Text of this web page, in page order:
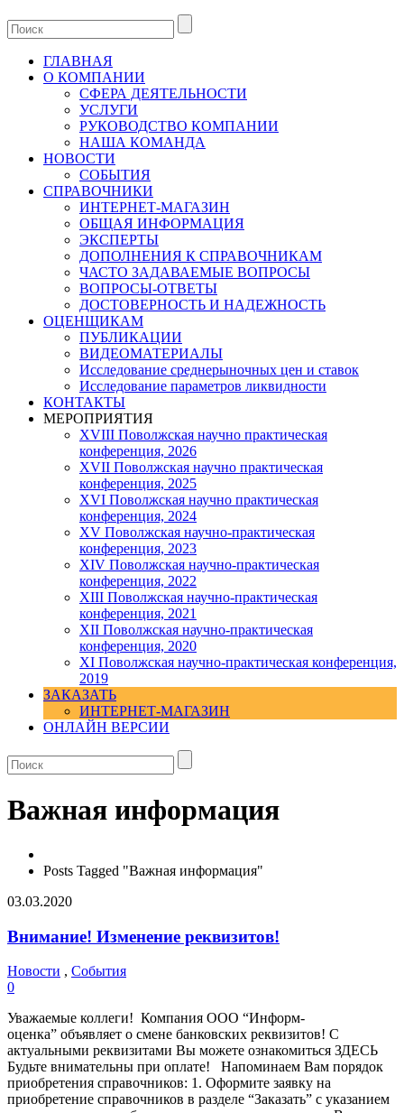
ГЛАВНАЯ
О КОМПАНИИ
СФЕРА ДЕЯТЕЛЬНОСТИ
УСЛУГИ
РУКОВОДСТВО КОМПАНИИ
НАША КОМАНДА
НОВОСТИ
СОБЫТИЯ
СПРАВОЧНИКИ
ИНТЕРНЕТ-МАГАЗИН
ОБЩАЯ ИНФОРМАЦИЯ
ЭКСПЕРТЫ
ДОПОЛНЕНИЯ К СПРАВОЧНИКАМ
ЧАСТО ЗАДАВАЕМЫЕ ВОПРОСЫ
ВОПРОСЫ-ОТВЕТЫ
ДОСТОВЕРНОСТЬ И НАДЕЖНОСТЬ
ОЦЕНЩИКАМ
ПУБЛИКАЦИИ
ВИДЕОМАТЕРИАЛЫ
Исследование среднерыночных цен и ставок
Исследование параметров ликвидности
КОНТАКТЫ
МЕРОПРИЯТИЯ
XVIII Поволжская научно практическая
конференция, 2026
XVII Поволжская научно практическая
конференция, 2025
XVI Поволжская научно практическая
конференция, 2024
ХV Поволжская научно-практическая
конференция, 2023
ХIV Поволжская научно-практическая
конференция, 2022
ХIII Поволжская научно-практическая
конференция, 2021
ХII Поволжская научно-практическая
конференция, 2020
XI Поволжская научно-практическая конференция,
2019
ЗАКАЗАТЬ
ИНТЕРНЕТ-МАГАЗИН
ОНЛАЙН ВЕРСИИ
Важная информация
Posts Tagged "Важная информация"
03.03.2020
Внимание! Изменение реквизитов!
Новости , События
0
Уважаемые коллеги! Компания ООО “Информ-
оценка” объявляет о смене банковских реквизитов! С
актуальными реквизитами Вы можете ознакомиться ЗДЕСЬ
Будьте внимательны при оплате! Напоминаем Вам порядок
приобретения справочников: 1. Оформите заявку на
приобретение справочников в разделе “Заказать” с указанием